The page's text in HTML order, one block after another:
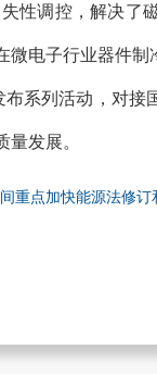
性调控，解决了
微电子行业器件
系列活动，对
发展。
重点加快能源法修